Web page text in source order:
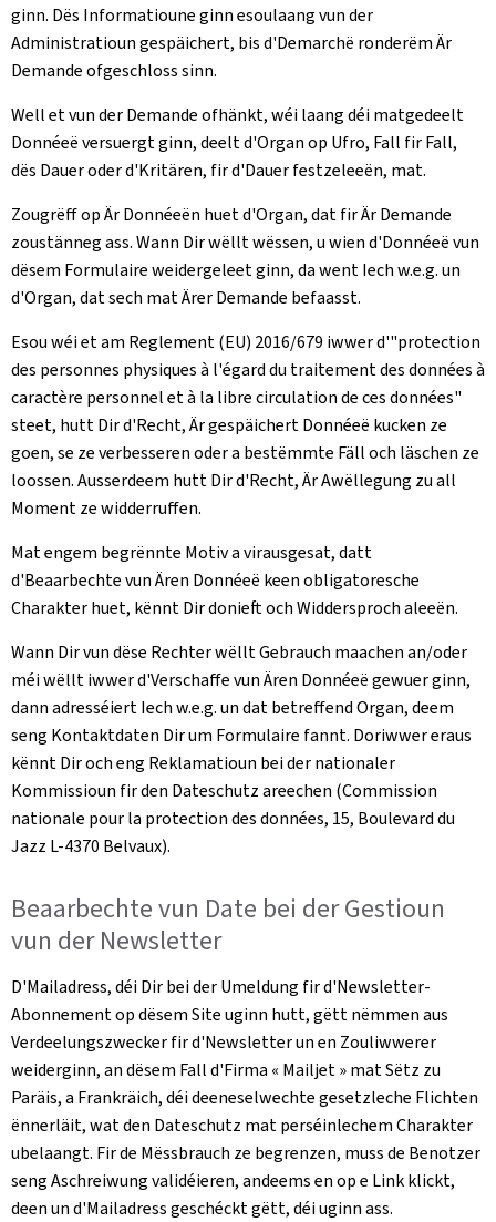
ginn. Dës Informatioune ginn esoulaang vun der
Administratioun gespäichert, bis d'Demarchë ronderëm Är
Demande ofgeschloss sinn.
Well et vun der Demande ofhänkt, wéi laang déi matgedeelt
Donnéeë versuergt ginn, deelt d'Organ op Ufro, Fall fir Fall,
dës Dauer oder d'Kritären, fir d'Dauer festzeleeën, mat.
Zougrëff op Är Donnéeën huet d'Organ, dat fir Är Demande
zoustänneg ass. Wann Dir wëllt wëssen, u wien d'Donnéeë vun
dësem Formulaire weidergeleet ginn, da went Iech w.e.g. un
d'Organ, dat sech mat Ärer Demande befaasst.
Esou wéi et am Reglement (EU) 2016/679 iwwer d'"protection
des personnes physiques à l'égard du traitement des données à
caractère personnel et à la libre circulation de ces données"
steet, hutt Dir d'Recht, Är gespäichert Donnéeë kucken ze
goen, se ze verbesseren oder a bestëmmte Fäll och läschen ze
loossen. Ausserdeem hutt Dir d'Recht, Är Awëllegung zu all
Moment ze widderruffen.
Mat engem begrënnte Motiv a virausgesat, datt
d'Beaarbechte vun Ären Donnéeë keen obligatoresche
Charakter huet, kënnt Dir donieft och Widdersproch aleeën.
Wann Dir vun dëse Rechter wëllt Gebrauch maachen an/oder
méi wëllt iwwer d'Verschaffe vun Ären Donnéeë gewuer ginn,
dann adresséiert Iech w.e.g. un dat betreffend Organ, deem
seng Kontaktdaten Dir um Formulaire fannt. Doriwwer eraus
kënnt Dir och eng Reklamatioun bei der nationaler
Kommissioun fir den Dateschutz areechen (Commission
nationale pour la protection des données, 15, Boulevard du
Jazz L-4370 Belvaux).
Beaarbechte vun Date bei der Gestioun
vun derNewsletter
D'Mailadress, déi Dir bei der Umeldung fir d'Newsletter-
Abonnement op dësem Site uginn hutt, gëtt nëmmen aus
Verdeelungszwecker fir d'Newsletterun en Zouliwwerer
weiderginn, an dësem Fall d'Firma « Mailjet» mat Sëtz zu
Paräis, a Frankräich, déi deeneselwechte gesetzleche Flichten
ënnerläit, wat den Dateschutz mat perséinlechem Charakter
ubelaangt. Fir de Mëssbrauch ze begrenzen, muss de Benotzer
seng Aschreiwung validéieren, andeems en op e Link klickt,
deen un d'Mailadress geschéckt gëtt, déi uginn ass.